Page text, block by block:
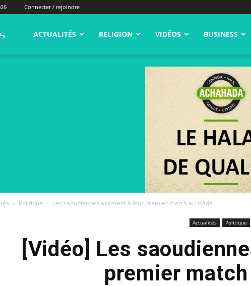
Connecter / rejoindre
alNas.fr ACTUALITÉS RELIGION VIDÉOS BUSINESS
Politique Les saoudiennes assistent à leur premier match au stade
Actualités Politique
[Vidéo] Les
premier